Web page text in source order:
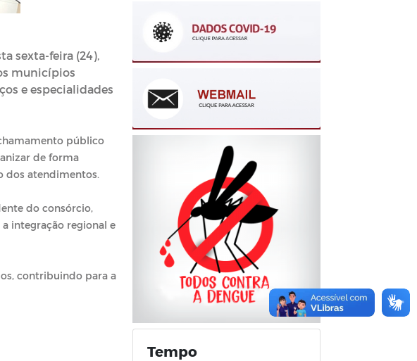
sexta-feira (24),
municípios
e especialidades
público
de forma
dos atendimentos.
do consórcio,
integração regional e
contribuindo para a
Tempo